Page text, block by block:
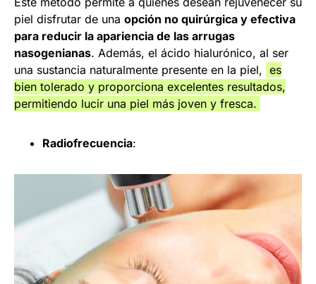
piel disfrutar de una opción no quirúrgica y efectiva
para reducir la apariencia de las arrugas
nasogenianas. Además, el ácido hialurónico, al ser
una sustancia naturalmente presente en la piel, es
bien tolerado y proporciona excelentes resultados,
permitiendo lucir una piel más joven y fresca.
Radiofrecuencia: